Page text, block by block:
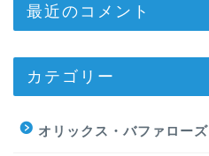
最近のコメント
カテゴリー
オリックス・バファローズ